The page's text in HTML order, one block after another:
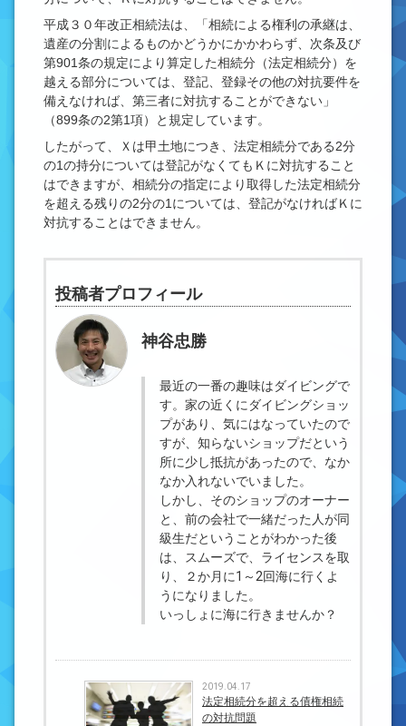
平成３０年改正相続法は、「相続による権利の承継は、
遺産の分割によるものかどうかにかかわらず、次条及び
第901条の規定により算定した相続分（法定相続分）を
越える部分については、登記、登録その他の対抗要件を
備えなければ、第三者に対抗することができない」
（899条の2第1項）と規定しています。
したがって、Ｘは甲土地につき、法定相続分である2分
の1の持分については登記がなくてもＫに対抗すること
はできますが、相続分の指定により取得した法定相続分
を超える残りの2分の1については、登記がなければＫに
対抗することはできません。
投稿者プロフィール
神谷忠勝
最近の一番の趣味はダイビングで
す。家の近くにダイビングショッ
プがあり、気にはなっていたので
すが、知らないショップだという
所に少し抵抗があったので、なか
なか入れないでいました。
しかし、そのショップのオーナー
と、前の会社で一緒だった人が同
級生だということがわかった後
は、スムーズで、ライセンスを取
り、２か月に1～2回海に行くよ
うになりました。
いっしょに海に行きませんか？
2019.04.17
法定相続分を超える債権相続
の対抗問題